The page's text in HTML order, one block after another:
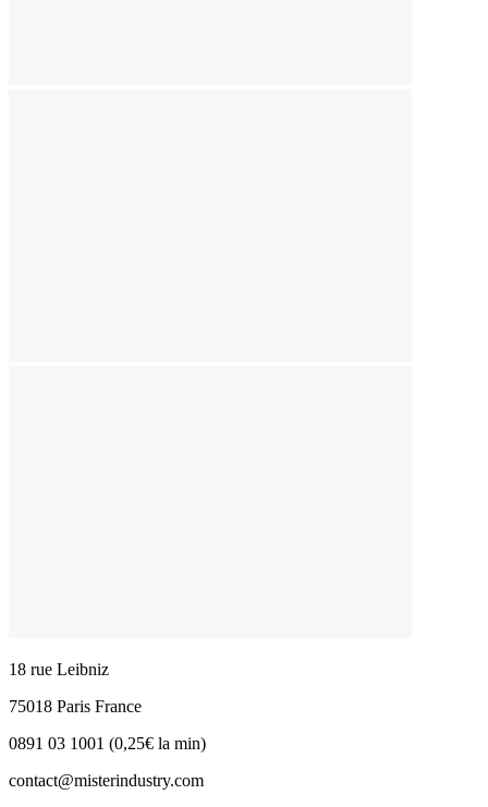
18 rue Leibniz
75018 Paris France
0891 03 1001 (0,25€ la min)
contact@misterindustry.com